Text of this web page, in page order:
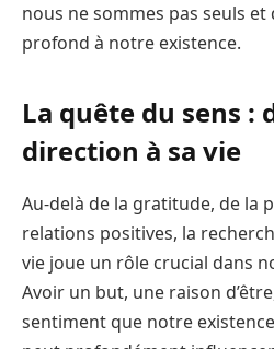
nous ne sommes pas seuls
profond à notre existence.
La quête du sens :
direction à sa vie
Au-delà de la gratitude, de la
relations positives, la
vie joue un rôle crucial dans
Avoir un but, une raison
sentiment que notre